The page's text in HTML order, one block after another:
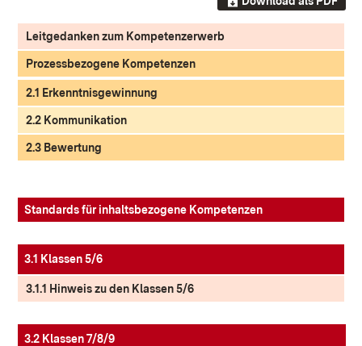
Leitgedanken zum Kompetenzerwerb
Prozessbezogene Kompetenzen
2.1 Erkenntnisgewinnung
2.2 Kommunikation
2.3 Bewertung
Standards für inhaltsbezogene Kompetenzen
3.1 Klassen 5/6
3.1.1 Hinweis zu den Klassen 5/6
3.2 Klassen 7/8/9